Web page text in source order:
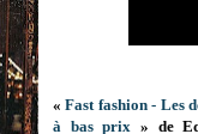
«Fast fashion - Les
à bas prix » de